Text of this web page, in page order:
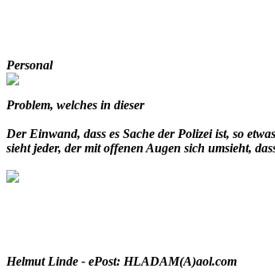
Personal
Problem, welches in dieser
Der Einwand, dass es Sache der Polizei ist, so
sieht jeder, der mit offenen Augen sich umsieht,
Helmut Linde - ePost: HLADAM(A)aol.com